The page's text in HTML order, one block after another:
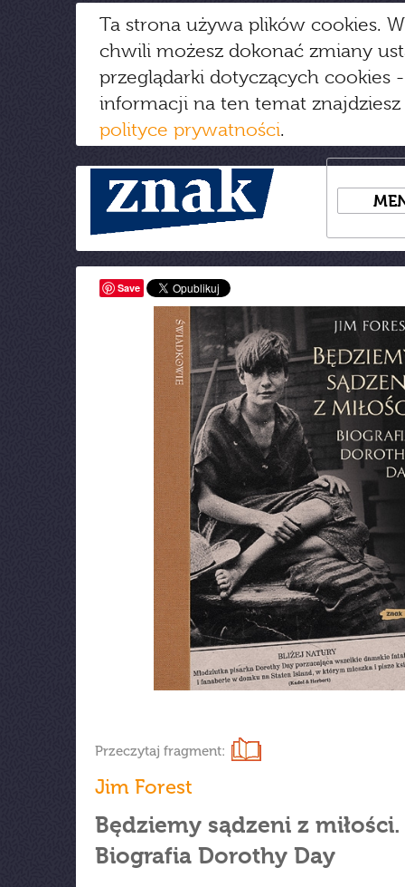
Ta strona używa plików cookies.
chwili możesz dokonać zmiany
przeglądarki dotyczących cookies
informacji na ten temat
polityce prywatności.
Save
Przeczytaj fragment:
Jim Forest
Będziemy sądzeni z miłości.
Biografia Dorothy Day